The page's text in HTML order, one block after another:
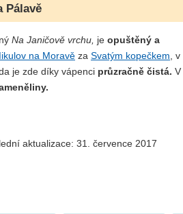
Pálavě
Na Janičově vrchu, je opuštěný a
na Moravě za Svatým kopečkem , v
je zde díky vápenci průzračně čistá. V
aktualizace: 31. července 2017